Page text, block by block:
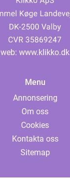
web: www.klikko.dk
Menu
Annonsering
Om oss
Cookies
Kontakta oss
Sitemap